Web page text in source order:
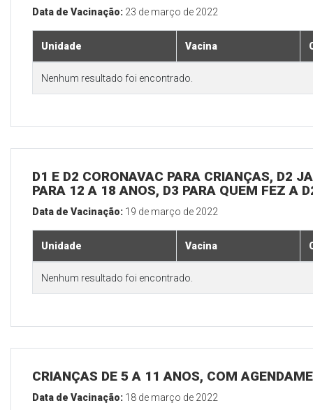
Data de Vacinação: 23 de março de 2022
Unidade Vacina
Nenhum resultado foi encontrado.
D1 E D2 CORONAVAC PARA CRIANÇAS, D2
PARA 12 A 18 ANOS, D3 PARA QUEM FEZ A
Data de Vacinação: 19 de março de 2022
Unidade Vacina
Nenhum resultado foi encontrado.
CRIANÇAS DE 5 A 11 ANOS, COM
Data de Vacinação: 18 de março de 2022